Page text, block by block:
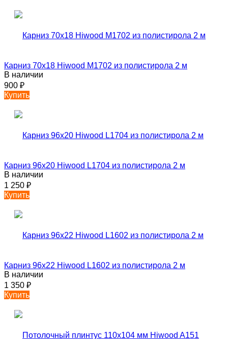
Карниз 70х18 Hiwood M1702 из полистирола 2 м
В наличии
900 ₽
Купить
Карниз 96х20 Hiwood L1704 из полистирола 2 м
В наличии
1 250 ₽
Купить
Карниз 96х22 Hiwood L1602 из полистирола 2 м
В наличии
1 350 ₽
Купить